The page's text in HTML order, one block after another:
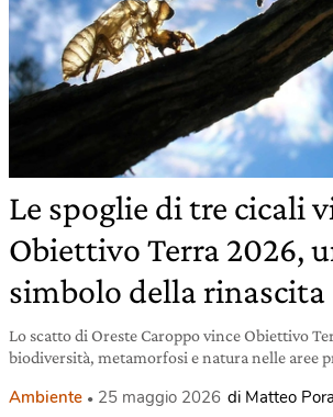
Le spoglie di tre cicali
Obiettivo Terra 2026,
simbolo della rinascita
Lo scatto di Oreste Caroppo vince Obiettivo
biodiversità, metamorfosi e natura nelle aree
Ambiente 25 maggio 2026 di Matteo